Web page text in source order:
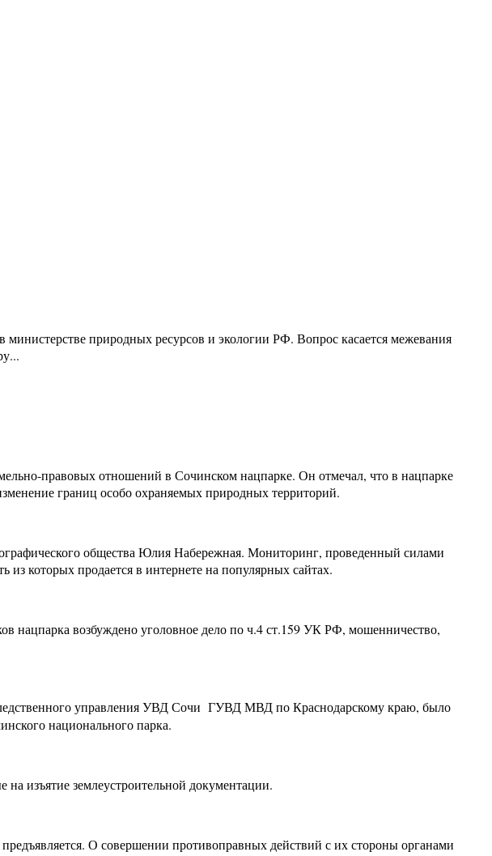
природных ресурсов и экологии РФ. Вопрос касается межевания
правовых отношений в Сочинском нацпарке. Он отмечал, что в нацпарке
границ особо охраняемых природных территорий.
общества Юлия Набережная. Мониторинг, проведенный силами
которых продается в интернете на популярных сайтах.
нацпарка возбуждено уголовное дело по ч.4 ст.159 УК РФ, мошенничество,
управления УВД Сочи ГУВД МВД по Краснодарскому краю, было
национального парка.
изъятие землеустроительной документации.
О совершении противоправных действий с их стороны органами